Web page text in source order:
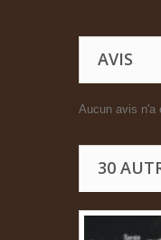
AVIS
Aucun avis n'a
30